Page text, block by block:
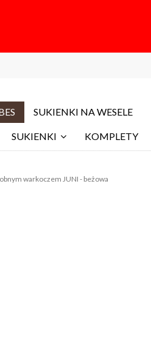
SUKIENKI NA WESELE
SUKIENKI KOMPLETY
warkoczem JUNI - beżowa